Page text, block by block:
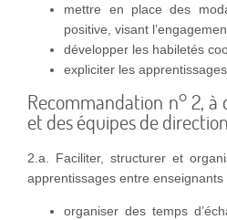
mettre en place des
positive, visant
développer les habiletés
expliciter les
Recommandation n° 2, à
et des équipes de direction
2.a. Faciliter, structurer et
apprentissages entre enseignants
organiser des temps